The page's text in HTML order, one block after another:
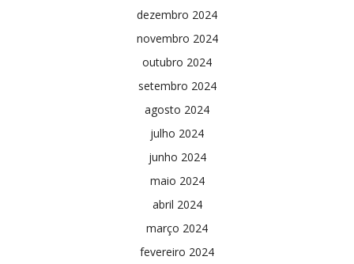
dezembro 2024
novembro 2024
outubro 2024
setembro 2024
agosto 2024
julho 2024
junho 2024
maio 2024
abril 2024
março 2024
fevereiro 2024